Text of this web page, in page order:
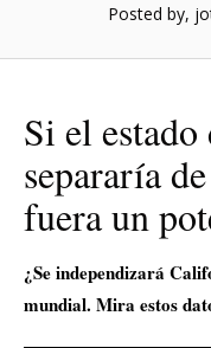
Posted by,
Si el
separaría
fuera un
¿Se independizará
mundial. Mira estos